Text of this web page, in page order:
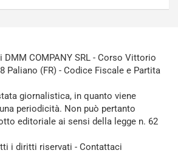
COMPANY SRL - Corso Vittorio
Paliano (FR) - Codice Fiscale e Partita
giornalistica, in quanto viene
periodicità. Non può pertanto
editoriale ai sensi della legge n. 62
i diritti riservati - Contattaci